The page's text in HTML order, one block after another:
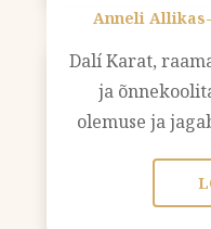
Anneli
Dalí Karat,
ja
olemuse ja